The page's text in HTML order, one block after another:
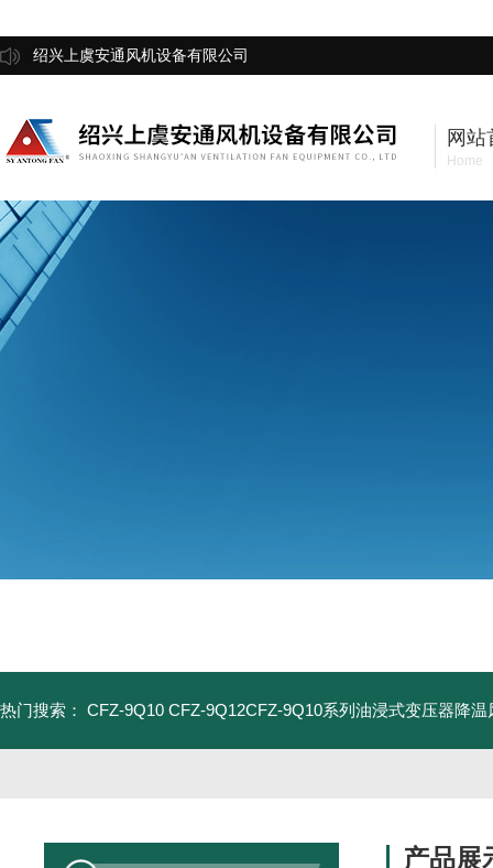
绍兴上虞安通风机设备有限公司
网站
Home
热门搜索： CFZ-9Q10 CFZ-9Q12CFZ-9Q10系列油浸式变压器降温
产品展